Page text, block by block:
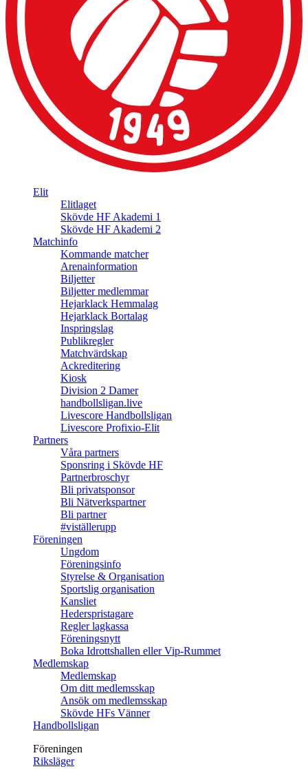
Elit
Elitlaget
Skövde HF Akademi 1
Skövde HF Akademi 2
Matchinfo
Kommande matcher
Arenainformation
Biljetter
Biljetter medlemmar
Hejarklack Hemmalag
Hejarklack Bortalag
Inspringslag
Publikregler
Matchvärdskap
Ackreditering
Kiosk
Division 2 Damer
handbollsligan.live
Livescore Handbollsligan
Livescore Profixio-Elit
Partners
Våra partners
Sponsring i Skövde HF
Partnerbroschyr
Bli privatsponsor
Bli Nätverkspartner
Bli partner
#viställerupp
Föreningen
Ungdom
Föreningsinfo
Styrelse & Organisation
Sportslig organisation
Kansliet
Hederspristagare
Regler lagkassa
Föreningsnytt
Boka Idrottshallen eller Vip-Rummet
Medlemskap
Medlemskap
Om ditt medlemsskap
Ansök om medlemsskap
Skövde HFs Vänner
Handbollsligan
Föreningen
Riksläger